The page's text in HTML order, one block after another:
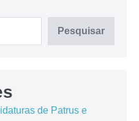
Pesquisar
de Patrus e